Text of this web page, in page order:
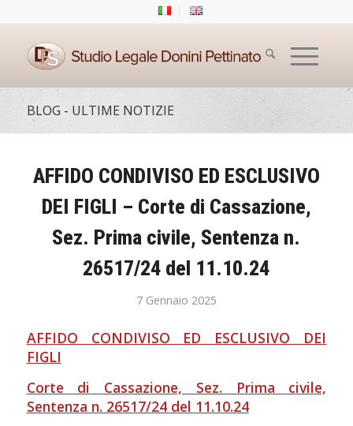
BLOG - ULTIME NOTIZIE
AFFIDO CONDIVISO ED ESCLUSIVO
DEI FIGLI – Corte di Cassazione,
Sez. Prima civile, Sentenza n.
26517/24 del 11.10.24
7 Gennaio 2025
AFFIDO CONDIVISO ED ESCLUSIVO DEI
FIGLI
Corte di Cassazione, Sez. Prima civile,
Sentenza n. 26517/24 del 11.10.24